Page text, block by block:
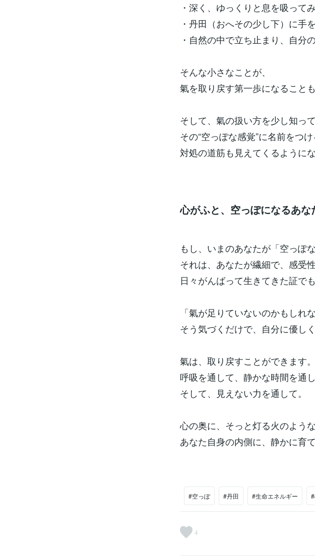
・深く、ゆっくりと息を吸って
・丹田（おへその少し下）に手
・自然の中で立ち止まり、自分
そんな小さなことが、
氣を取り戻す第一歩になることも
そして、氣の扱い方を少し知って
その“空っぽな感覚”に名前をつけ
対処の道筋も見えてくるようにな
心がふと、空っぽになるあな
もし、いまのあなたが「空っぽ
それは、あなたが繊細で、感受性
日々がんばって生きてきた証でも
「氣が足りていないのかもしれな
そう気づくだけで、自分に優し
氣は、取り戻すことができます。
呼吸を通して、静かな時間を通し
そして、見えない力を通して。
心の奥に、そっと灯る火のような
あなた自身の内側に、静かに育
#空っぽ #丹田 #生命エネルギー
4